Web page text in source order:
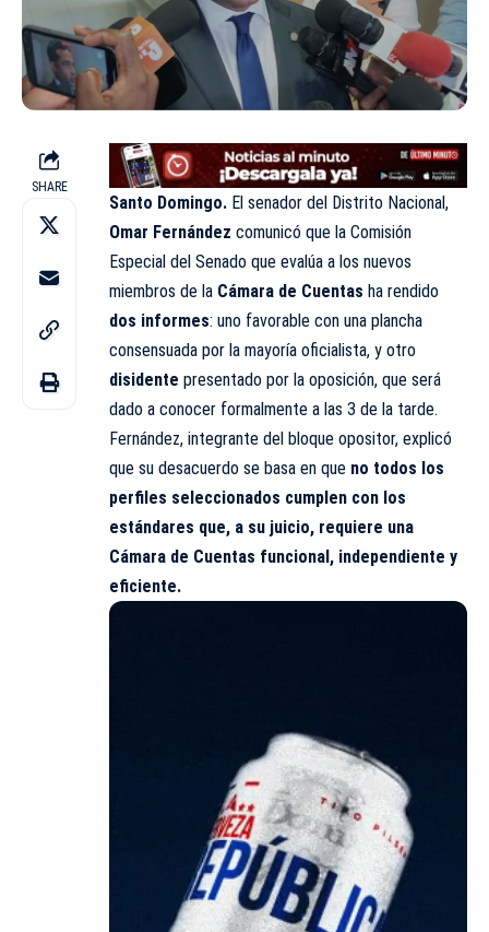
SHARE
Santo Domingo. El senador del Distrito Nacional,
Omar Fernández comunicó que la Comisión
Especial del Senado que evalúa a los nuevos
miembros de la Cámara de Cuentas ha rendido
dos informes: uno favorable con una plancha
consensuada por la mayoría oficialista, y otro
disidente presentado por la oposición, que será
dado a conocer formalmente a las 3 de la tarde.
Fernández, integrante del bloque opositor, explicó
que su desacuerdo se basa en que no todos los
perfiles seleccionados cumplen con los
estándares que, a su juicio, requiere una
Cámara de Cuentas funcional, independiente y
eficiente.